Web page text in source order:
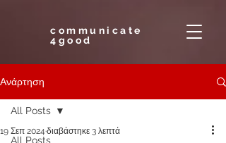
communicate
4good
Ανάρτηση
All Posts
All Posts
19 Σεπ 2024 διαβάστηκε 3 λεπτά